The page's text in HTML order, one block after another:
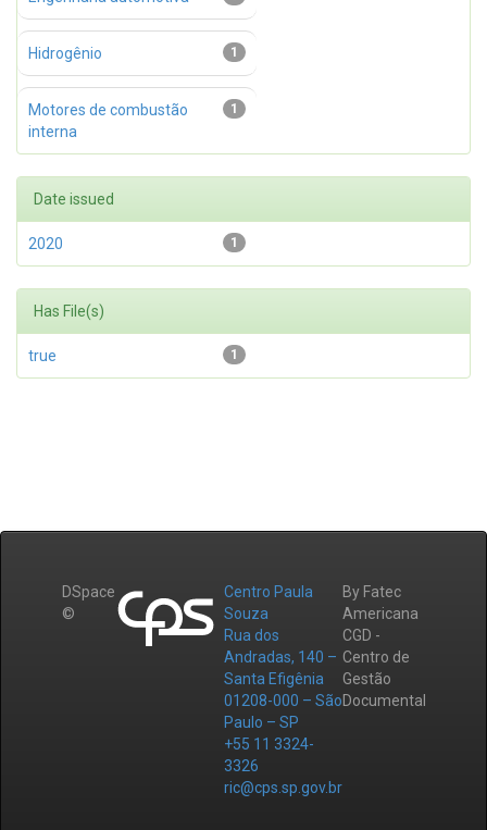
1
Hidrogênio
1
Motores de combustão
interna
Date issued
1
2020
Has File(s)
1
true
DSpace
©
Centro Paula
Souza
Rua dos
Andradas, 140 –
Santa Efigênia
01208-000 – São
Paulo – SP
+55 11 3324-
3326
ric@cps.sp.gov.br
By Fatec
Americana
CGD -
Centro de
Gestão
Documental